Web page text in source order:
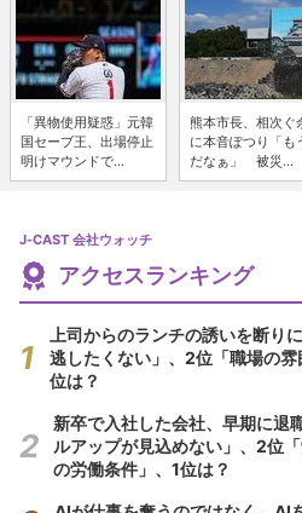
「異物使用疑惑」元韓
国セーブ王、出場停止
明けマウンドで...
熊本市長、相次ぐ
に本音ぽつり「も
だなぁ」 被災...
J-CAST 会社ウォッチ
アクセスランキング
上司からのランチの誘いを断
逃したくない」、2位「職場の
位は？
新卒で入社した会社、早期に
ルアップが見込めない」、2位
の労働条件」、1位は？